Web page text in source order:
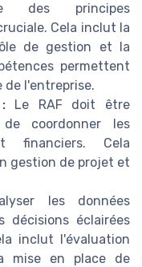
des principes
Cela inclut la
de gestion et la
permettent
de l'entreprise.
Le RAF doit être
coordonner les
financiers. Cela
gestion de projet et
les données
décisions éclairées
inclut l'évaluation
mise en place de